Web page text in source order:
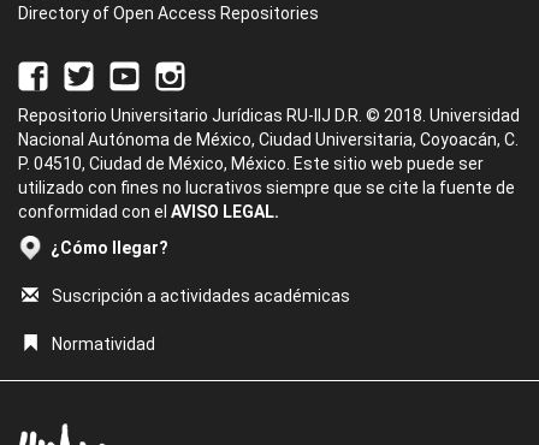
Directory of Open Access Repositories
Repositorio Universitario Jurídicas RU-IIJ D.R. © 2018. Universidad
Nacional Autónoma de México, Ciudad Universitaria, Coyoacán, C.
P. 04510, Ciudad de México, México. Este sitio web puede ser
utilizado con fines no lucrativos siempre que se cite la fuente de
conformidad con el AVISO LEGAL.
¿Cómo llegar?
Suscripción a actividades académicas
Normatividad